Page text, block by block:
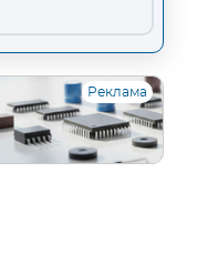
Реклама